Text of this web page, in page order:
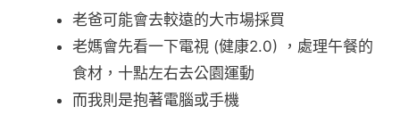
老爸可能會去較遠的大市場採買
老媽會先看一下電視 (健康2.0) ，處理午餐的
食材，十點左右去公園運動
而我則是抱著電腦或手機